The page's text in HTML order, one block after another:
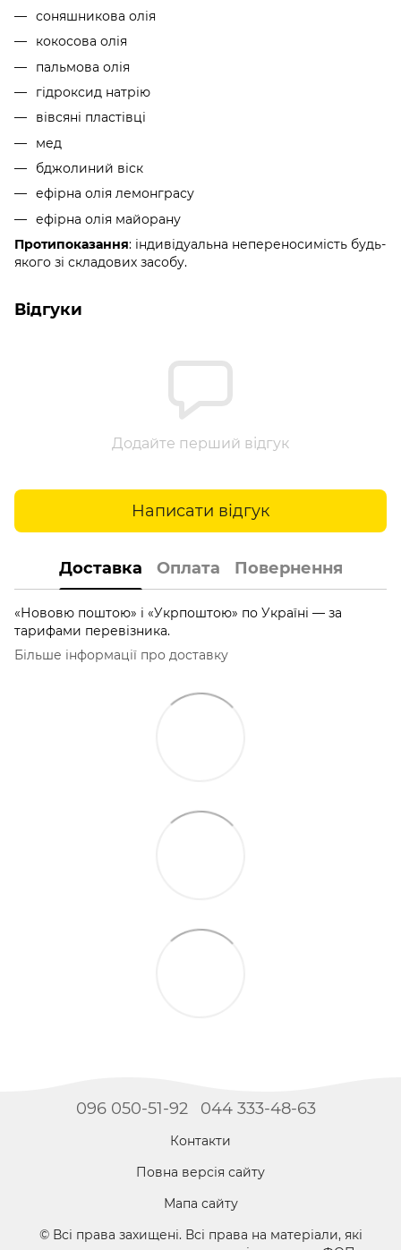
соняшникова олія
кокосова олія
пальмова олія
гідроксид натрію
вівсяні пластівці
мед
бджолиний віск
ефірна олія лемонграсу
ефірна олія майорану
Протипоказання: індивідуальна непереносимість будь-
якого зі складових засобу.
Відгуки
Додайте перший відгук
Написати відгук
Доставка Оплата Повернення
«Нововю поштою» і «Укрпоштою» по Україні — за
тарифами перевізника.
Більше інформації про доставку
096 050-51-92 044 333-48-63
Контакти
Повна версія сайту
Мапа сайту
© Всі права захищені. Всі права на матеріали, які